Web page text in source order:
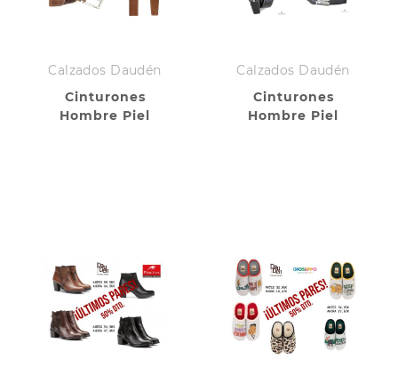
Calzados Daudén
Cinturones
Hombre Piel
Calzados Daudén
Cinturones
Hombre Piel